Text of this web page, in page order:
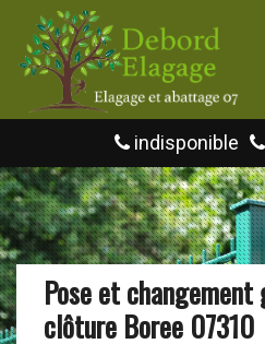
indisponible
Pose et
clôture Boree 07310